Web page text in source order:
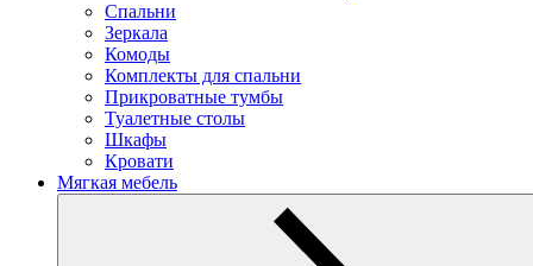
Спальни
Зеркала
Комоды
Комплекты для спальни
Прикроватные тумбы
Туалетные столы
Шкафы
Кровати
Мягкая мебель